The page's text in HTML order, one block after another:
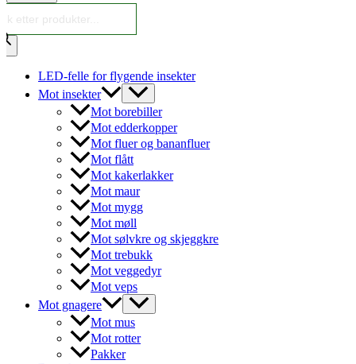
LED-felle for flygende insekter
Mot insekter
Mot borebiller
Mot edderkopper
Mot fluer og bananfluer
Mot flått
Mot kakerlakker
Mot maur
Mot mygg
Mot møll
Mot sølvkre og skjeggkre
Mot trebukk
Mot veggedyr
Mot veps
Mot gnagere
Mot mus
Mot rotter
Pakker